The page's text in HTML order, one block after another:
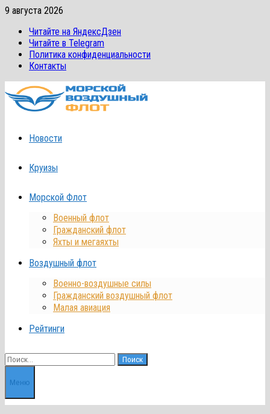
Перейти
содержимому
9 августа 2026
Читайте на ЯндексДзен
Читайте в Telegram
Политика конфиденциальности
Контакты
Новости
Круизы
Морской Флот
Военный флот
Гражданский флот
Яхты и мегаяхты
Воздушный флот
Военно-воздушные силы
Гражданский воздушный флот
Малая авиация
Рейтинги
Найти:
Меню